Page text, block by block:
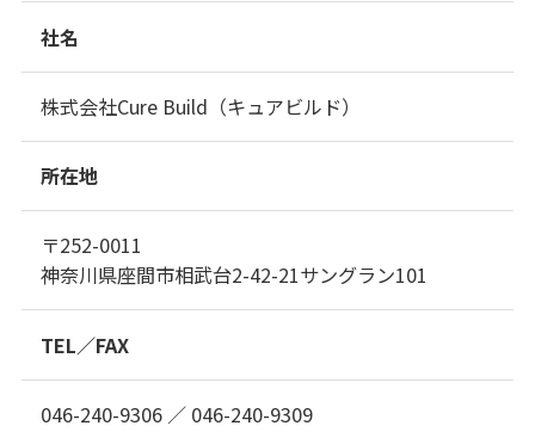
社名
株式会社Cure Build（キュアビルド）
所在地
〒252-0011
神奈川県座間市相武台2-42-21サングラン101
TEL／FAX
046-240-9306 ／ 046-240-9309